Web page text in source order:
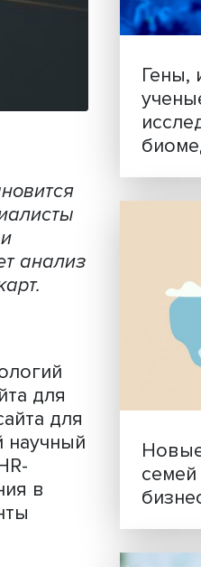
и становится
специалисты
и
включает анализ
карт.